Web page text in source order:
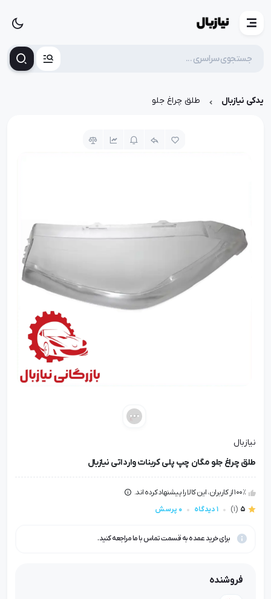
یدکی نیازبال طلق چراغ جلو
نیازبال
طلق چراغ جلو مگان چپ پلی کربنات وارداتی نیازبال
100٪ از کاربران، این کالا را پیشنهاد کرده اند.
5
(1) 1 دیدگاه 0 پرسش
برای خرید عمده به قسمت تماس با ما مراجعه کنید.
فروشنده